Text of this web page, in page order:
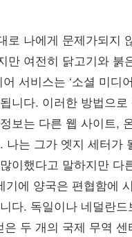
로 나에게 문제가되지
만 여전히 닭고기와
서비스는 ‘소셜 미
니다. 이러한 방법으
보는 다른 웹 사이트,
나는 그가 엣지 세터
이했다고 말하지만
에 양국은 편협함에
다. 독일이나 네덜란
두 개의 국제 무역